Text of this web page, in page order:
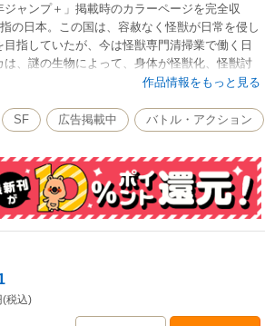
ジャンプ＋」掲載時のカラーページを完全収
の日本。この国は、容赦なく怪獣が日常を侵し
指していたが、今は怪獣専門清掃業で働く日
、謎の生物によって、身体が怪獣化、怪獣討
ードネーム「怪獣8号」と呼ばれる存在になる。
作品情報をもっと見る
SF 広告掲載中 バトル・アクション
税込)